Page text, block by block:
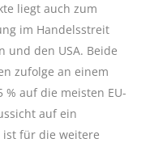
liegt auch zum
im Handelsstreit
und den USA. Beide
zufolge an einem
% auf die meisten EU-
auf ein
ist für die weitere